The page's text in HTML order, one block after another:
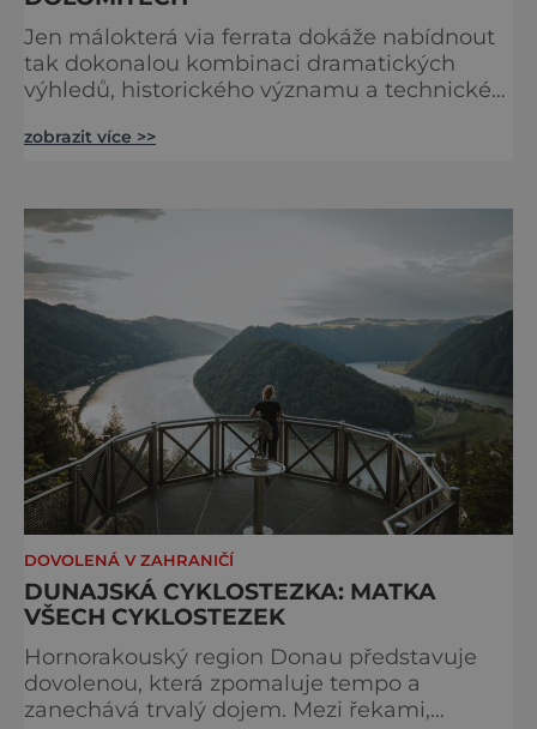
Jen málokterá via ferrata dokáže nabídnout
tak dokonalou kombinaci dramatických
výhledů, historického významu a technické
Brentských Dolomit představuje vstupní
považován za jednu z nejkrásnějších
vysokohorských tras na světě. Přestože
samotná ferrata nepatří mezi techn
zobrazit více >>
DOVOLENÁ V ZAHRANIČÍ
DUNAJSKÁ CYKLOSTEZKA: MATKA
VŠECH CYKLOSTEZEK
Hornorakouský region Donau představuje
dovolenou, která zpomaluje tempo a
zanechává trvalý dojem. Mezi řekami,